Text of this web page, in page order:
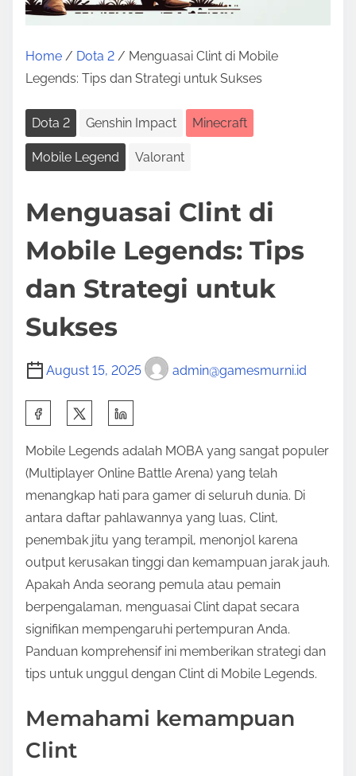
Home / Dota 2 / Menguasai Clint di Mobile
Legends: Tips dan Strategi untuk Sukses
Dota 2 Genshin Impact Minecraft
Mobile Legend Valorant
Menguasai Clint di
Mobile Legends: Tips
dan Strategi untuk
Sukses
August 15, 2025 admin@gamesmurni.id
a
r
e
t
h
i
s
p
o
s
t
n
:
Mobile Legends adalah MOBA yang sangat populer
(Multiplayer Online Battle Arena) yang telah
menangkap hati para gamer di seluruh dunia. Di
antara daftar pahlawannya yang luas, Clint,
penembak jitu yang terampil, menonjol karena
output kerusakan tinggi dan kemampuan jarak jauh.
Apakah Anda seorang pemula atau pemain
berpengalaman, menguasai Clint dapat secara
signifikan mempengaruhi pertempuran Anda.
Panduan komprehensif ini memberikan strategi dan
tips untuk unggul dengan Clint di Mobile Legends.
Memahami kemampuan
Clint